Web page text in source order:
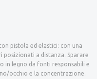
pistola ed elastici: con una
posizionati a distanza. Sparare
in legno da fonti responsabili e
occhio e la concentrazione.